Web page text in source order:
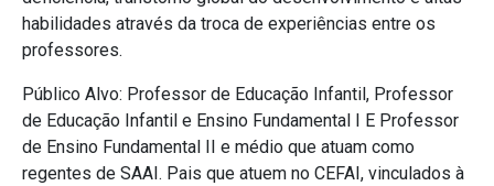
habilidades através da troca de experiências entre os
professores.
Público Alvo: Professor de Educação Infantil, Professor
de Educação Infantil e Ensino Fundamental I E Professor
de Ensino Fundamental II e médio que atuam como
regentes de SAAI. Pais que atuem no CEFAI, vinculados à